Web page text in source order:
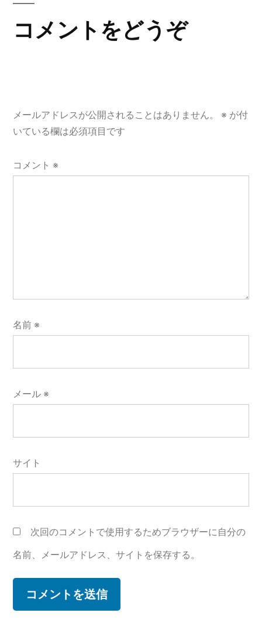
ゲ
ン
コメントをどうぞ
メールアドレスが公開されることはありません。 ※ が付
いている欄は必須項目です
コメント ※
名前 ※
メール ※
サイト
次回のコメントで使用するためブラウザーに自分の
名前、メールアドレス、サイトを保存する。